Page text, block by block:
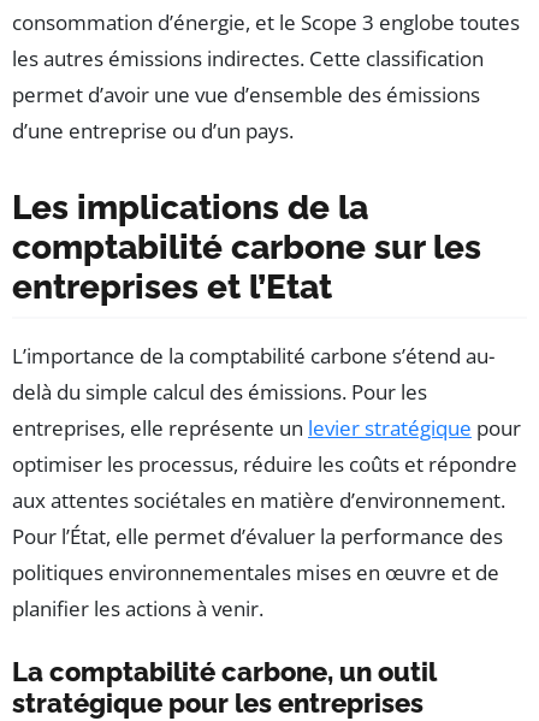
consommation d’énergie, et le Scope 3 englobe toutes
les autres émissions indirectes. Cette classification
permet d’avoir une vue d’ensemble des émissions
d’une entreprise ou d’un pays.
Les implications de la
comptabilité carbone sur les
entreprises et l’Etat
L’importance de la comptabilité carbone s’étend au-
delà du simple calcul des émissions. Pour les
entreprises, elle représente un levier stratégique pour
optimiser les processus, réduire les coûts et répondre
aux attentes sociétales en matière d’environnement.
Pour l’État, elle permet d’évaluer la performance des
politiques environnementales mises en œuvre et de
planifier les actions à venir.
La comptabilité carbone, un outil
stratégique pour les entreprises